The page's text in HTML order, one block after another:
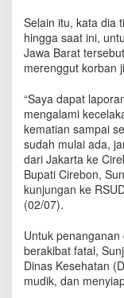
u
i
i
Selain itu, kata dia
hingga saat ini,
Jawa Barat
merenggut korban
“Saya dapat
mengalami
kematian sampai
sudah mulai ada,
dari Jakarta ke
Bupati Cirebon,
kunjungan ke
(02/07).
‎Untuk
berakibat fatal,
Dinas Kesehatan
mudik, dan